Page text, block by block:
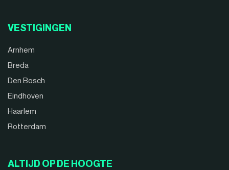
VESTIGINGEN
Arnhem
Breda
Den Bosch
Eindhoven
Haarlem
Rotterdam
ALTIJD OP DE HOOGTE